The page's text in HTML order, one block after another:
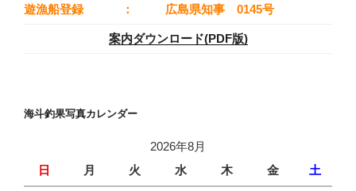
遊漁船登録 ： 広島県知事 0145号
案内ダウンロード(PDF版)
海斗釣果写真カレンダー
2026年8月
日
月 火 水 木 金 土